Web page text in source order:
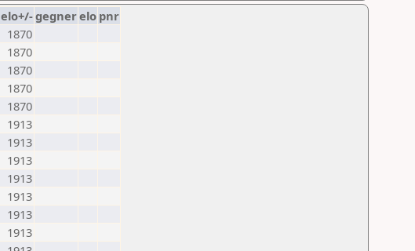
elo+/-gegnerelo pnr
1870
1870
1870
1870
1870
1913
1913
1913
1913
1913
1913
1913